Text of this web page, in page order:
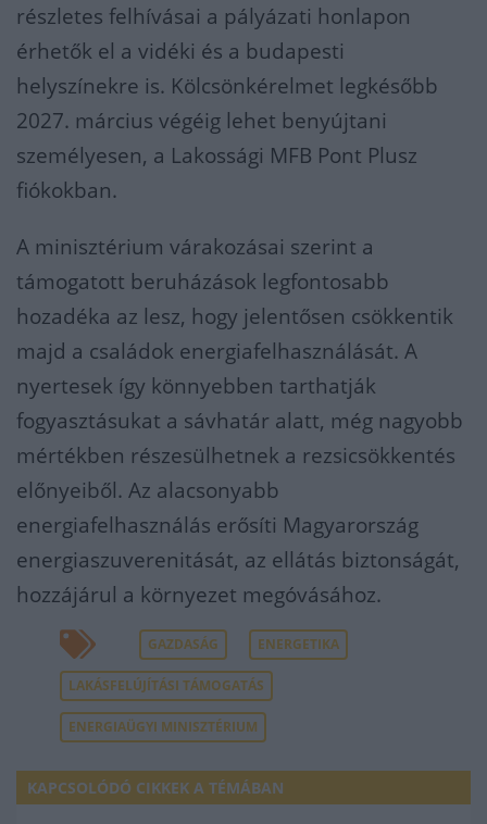
részletes felhívásai a pályázati honlapon
érhetők el a vidéki és a budapesti
helyszínekre is. Kölcsönkérelmet legkésőbb
2027. március végéig lehet benyújtani
személyesen, a Lakossági MFB Pont Plusz
fiókokban.
A minisztérium várakozásai szerint a
támogatott beruházások legfontosabb
hozadéka az lesz, hogy jelentősen csökkentik
majd a családok energiafelhasználását. A
nyertesek így könnyebben tarthatják
fogyasztásukat a sávhatár alatt, még nagyobb
mértékben részesülhetnek a rezsicsökkentés
előnyeiből. Az alacsonyabb
energiafelhasználás erősíti Magyarország
energiaszuverenitását, az ellátás biztonságát,
hozzájárul a környezet megóvásához.
GAZDASÁG ENERGETIKA
LAKÁSFELÚJÍTÁSI TÁMOGATÁS
ENERGIAÜGYI MINISZTÉRIUM
KAPCSOLÓDÓ CIKKEK A TÉMÁBAN